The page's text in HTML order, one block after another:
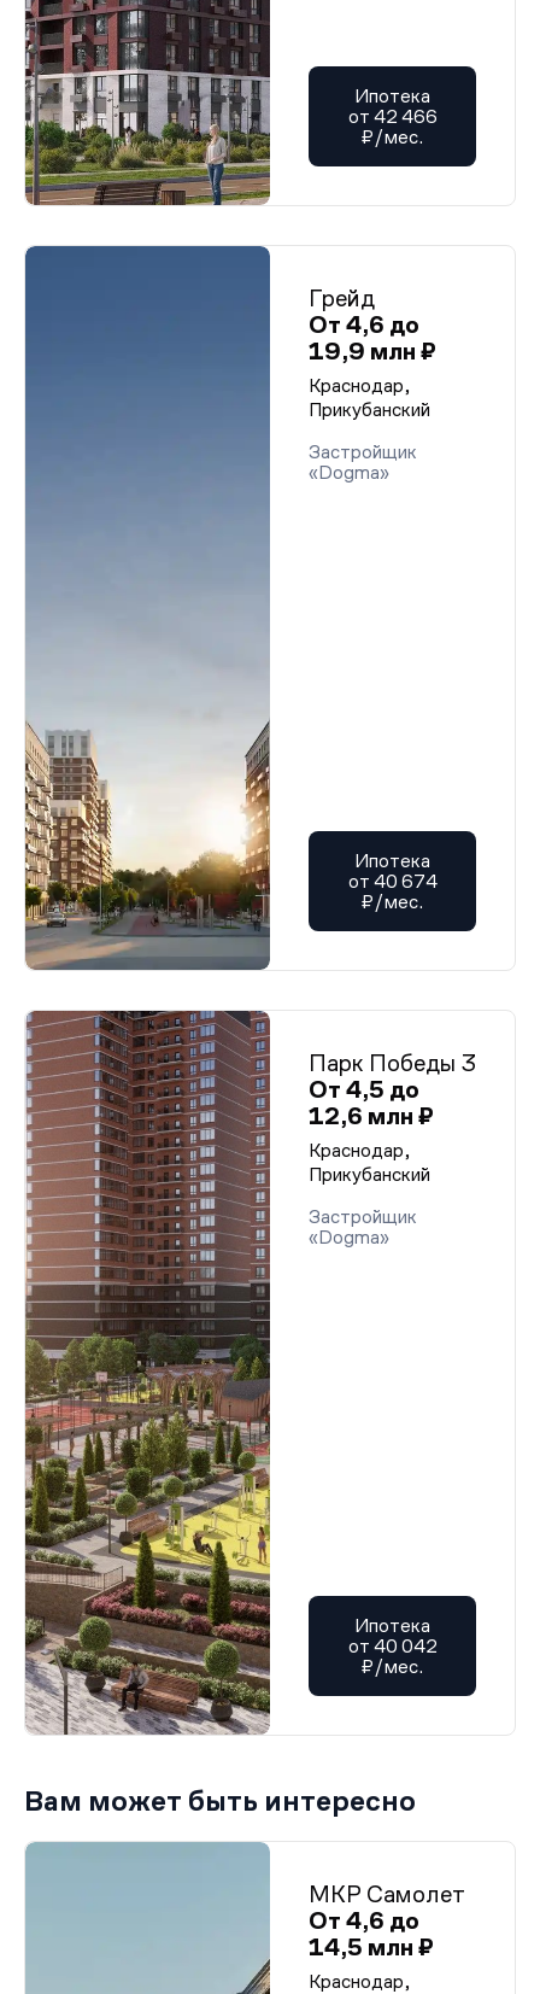
Ипотека
от 42 466
₽/мес.
Грейд
От 4,6 до
19,9 млн ₽
Краснодар,
Прикубанский
Застройщик
«Dogma»
Ипотека
от 40 674
₽/мес.
Парк Победы 3
От 4,5 до
12,6 млн ₽
Краснодар,
Прикубанский
Застройщик
«Dogma»
Ипотека
от 40 042
₽/мес.
Вам может быть интересно
МКР Самолет
От 4,6 до
14,5 млн ₽
Краснодар,